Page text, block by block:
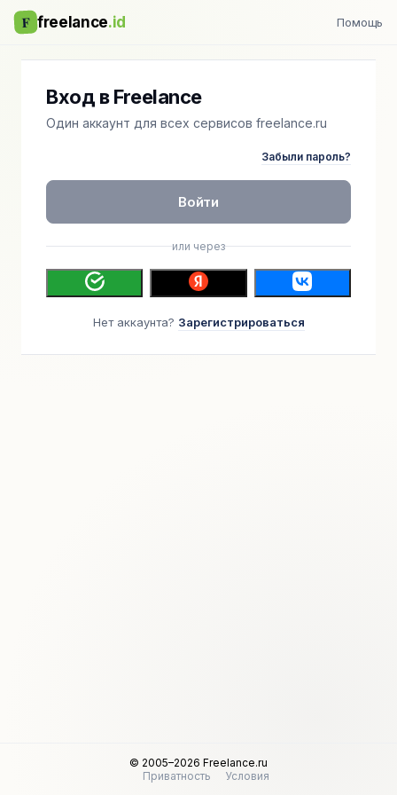
F freelance.id Помощь
Вход в Freelance
Один аккаунт для всех сервисов freelance.ru
Забыли пароль?
Войти
или через
Нет аккаунта? Зарегистрироваться
© 2005–2026 Freelance.ru
Приватность
Условия